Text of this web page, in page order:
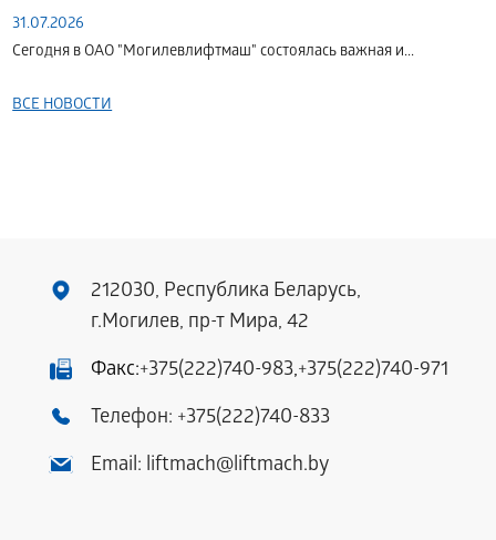
31.07.2026
Сегодня в ОАО "Могилевлифтмаш" состоялась важная и...
ВСЕ НОВОСТИ
212030, Республика Беларусь,
г.Могилев, пр-т Мира, 42
Факс:+375(222)740-983,+375(222)740-971
Телефон: +375(222)740-833
Email: liftmach@liftmach.by